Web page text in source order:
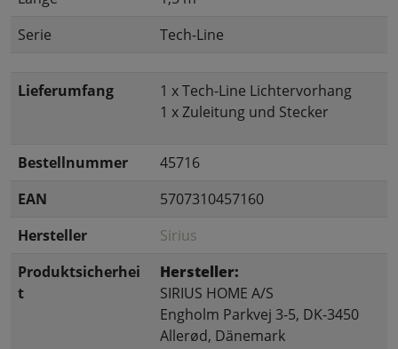
Serie
Tech-Line
Lieferumfang
1 x Tech-Line Lichtervorhang
1 x Zuleitung und Stecker
Bestellnummer
45716
EAN
5707310457160
Hersteller
Sirius
Produktsicherhei
t
Hersteller:
SIRIUS HOME A/S
Engholm Parkvej 3-5, DK-3450
Allerød, Dänemark